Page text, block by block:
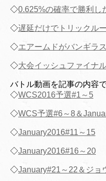
◇0.625%の確率で勝利し
◇遅延だけでトリックル
◇エアームドがバンギラ
◇大会イッシュファイナ
バトル動画を記事の内容
◇WCS2016予選#1～5
◇WCS予選#6～8＆
◇January2016#11～15
◇January2016#16～20
◇January#21～22＆ジョ